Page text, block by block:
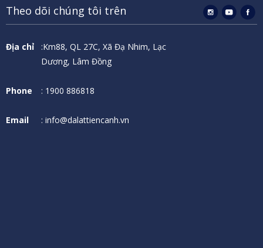
Theo dõi chúng tôi trên
Địa chỉ
:Km88, QL 27C, Xã Đạ Nhim, Lạc
Dương, Lâm Đồng
Phone : 1900 886818
Email : info@dalattiencanh.vn